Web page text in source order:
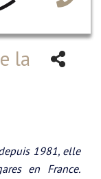
la
1981, elle
en France.